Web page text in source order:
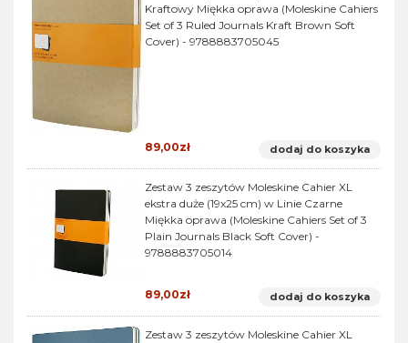
Kraftowy Miękka oprawa (Moleskine Cahiers
Set of 3 Ruled Journals Kraft Brown Soft
Cover) - 9788883705045
89,00zł dodaj do koszyka
Zestaw 3 zeszytów Moleskine Cahier XL
ekstra duże (19x25 cm) w Linie Czarne
Miękka oprawa (Moleskine Cahiers Set of 3
Plain Journals Black Soft Cover) -
9788883705014
89,00zł dodaj do koszyka
Zestaw 3 zeszytów Moleskine Cahier XL